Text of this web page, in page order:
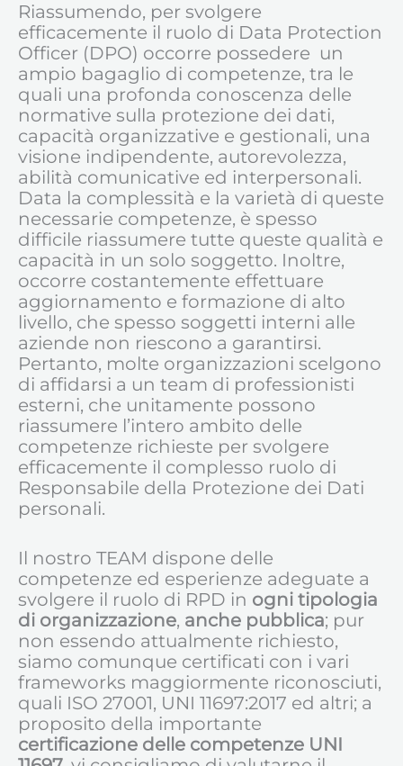
Riassumendo, per svolgere
efficacemente il ruolo di Data Protection
Officer (DPO) occorre possedere un
ampio bagaglio di competenze, tra le
quali una profonda conoscenza delle
normative sulla protezione dei dati,
capacità organizzative e gestionali, una
visione indipendente, autorevolezza,
abilità comunicative ed interpersonali.
Data la complessità e la varietà di queste
necessarie competenze, è spesso
difficile riassumere tutte queste qualità e
capacità in un solo soggetto. Inoltre,
occorre costantemente effettuare
aggiornamento e formazione di alto
livello, che spesso soggetti interni alle
aziende non riescono a garantirsi.
Pertanto, molte organizzazioni scelgono
di affidarsi a un team di professionisti
esterni, che unitamente possono
riassumere l’intero ambito delle
competenze richieste per svolgere
efficacemente il complesso ruolo di
Responsabile della Protezione dei Dati
personali.
Il nostro TEAM dispone delle
competenze ed esperienze adeguate a
svolgere il ruolo di RPD in ogni tipologia
di organizzazione, anche pubblica; pur
non essendo attualmente richiesto,
siamo comunque certificati con i vari
frameworks maggiormente riconosciuti,
quali ISO 27001, UNI 11697:2017 ed altri; a
proposito della importante
certificazione delle competenze UNI